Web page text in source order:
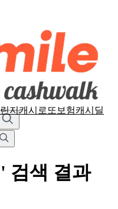
지캐시로또 보험캐시딜
검색 결과